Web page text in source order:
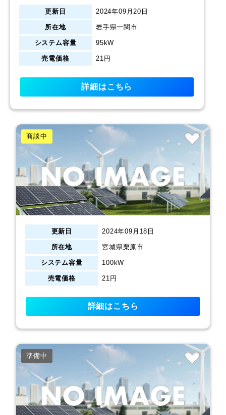
更新日 2024年09月20日
所在地 岩手県一関市
システム容量 95kW
売電価格 21円
詳細はこちら
商談中
更新日 2024年09月18日
所在地 宮城県栗原市
システム容量 100kW
売電価格 21円
詳細はこちら
準備中